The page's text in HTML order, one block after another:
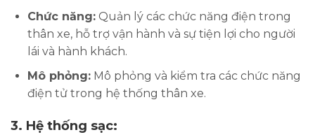
Chức năng: Quản lý các chức năng điện trong
thân xe, hỗ trợ vận hành và sự tiện lợi cho người
lái và hành khách.
Mô phỏng: Mô phỏng và kiểm tra các chức năng
điện tử trong hệ thống thân xe.
3. Hệ thống sạc: